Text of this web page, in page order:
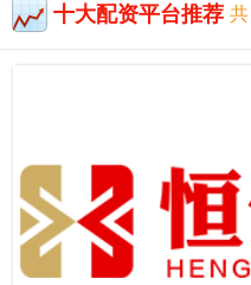
十大配资平台推荐 共